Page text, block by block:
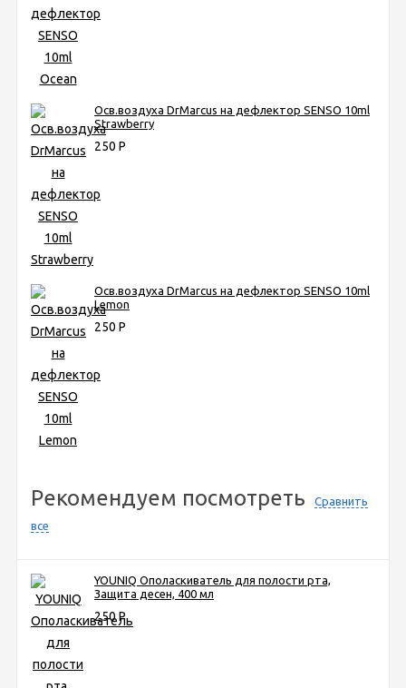
Осв.воздуха DrMarcus на дефлектор SENSO 10ml
Strawberry
250 Р
Осв.воздуха DrMarcus на дефлектор SENSO 10ml
Lemon
250 Р
Рекомендуем посмотреть
Сравнить
все
YOUNIQ Ополаскиватель для полости рта,
Защита десен, 400 мл
250Р